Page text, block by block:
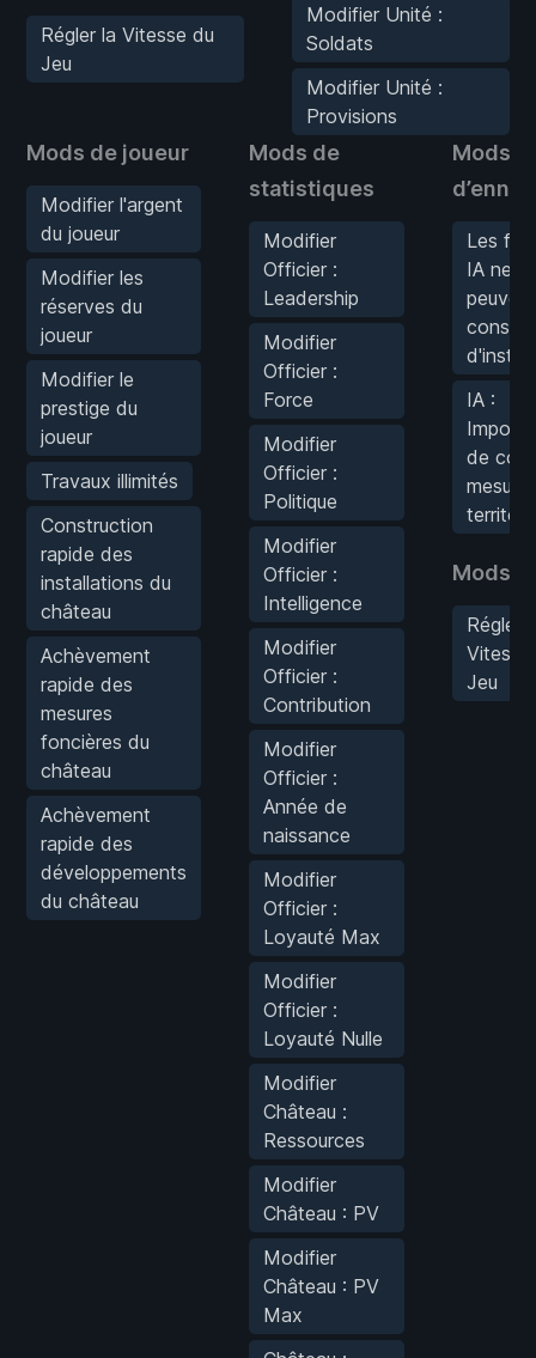
Régler la Vitesse du
Jeu
Modifier Unité :
Soldats
Modifier Unité :
Provisions
Mods de joueur
Modifier l'argent
du joueur
Modifier les
réserves du
joueur
Modifier le
prestige du
joueur
Travaux illimités
Construction
rapide des
installations du
château
Achèvement
rapide des
mesures
foncières du
château
Achèvement
rapide des
développements
du château
Mods de
statistiques
Modifier
Officier :
Leadership
Modifier
Officier :
Force
Modifier
Officier :
Politique
Modifier
Officier :
Intelligence
Modifier
Officier :
Contribution
Modifier
Officier :
Année de
naissance
Modifier
Officier :
Loyauté Max
Modifier
Officier :
Loyauté Nulle
Modifier
Château :
Ressources
Modifier
Château : PV
Modifier
Château : PV
Max
Mods
Les
IA ne
IA :
de
territor.
Mods
Régler
Vitesse
Jeu